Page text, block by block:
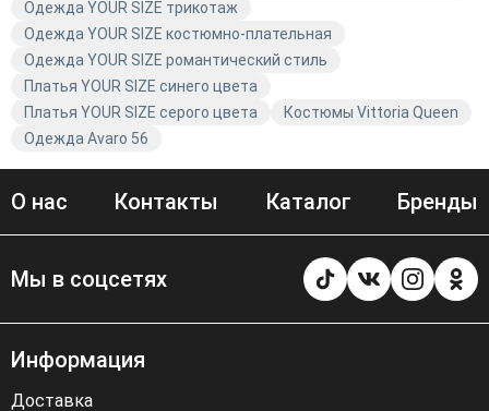
Одежда YOUR SIZE трикотаж
Одежда YOUR SIZE костюмно-плательная
Одежда YOUR SIZE романтический стиль
Платья YOUR SIZE синего цвета
Платья YOUR SIZE серого цвета
Костюмы Vittoria Queen
Одежда Avaro 56
О нас Контакты Каталог Бренды
Мы в соцсетях
Информация
Доставка